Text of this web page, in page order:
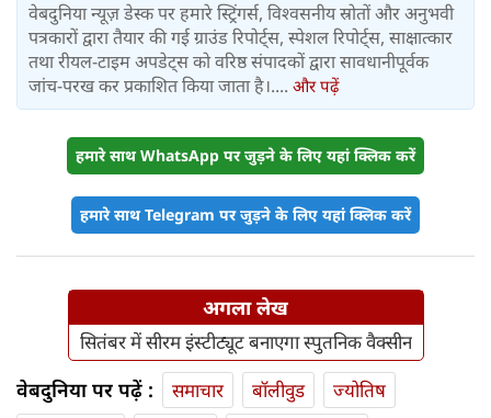
वेबदुनिया न्यूज़ डेस्क पर हमारे स्ट्रिंगर्स, विश्वसनीय स्रोतों और अनुभवी
पत्रकारों द्वारा तैयार की गई ग्राउंड रिपोर्ट्स, स्पेशल रिपोर्ट्स, साक्षात्कार
तथा रीयल-टाइम अपडेट्स को वरिष्ठ संपादकों द्वारा सावधानीपूर्वक
जांच-परख कर प्रकाशित किया जाता है।.... और पढ़ें
हमारे साथ WhatsApp पर जुड़ने के लिए यहां क्लिक करें
हमारे साथ Telegram पर जुड़ने के लिए यहां क्लिक करें
अगला लेख
सितंबर में सीरम इंस्टीट्यूट बनाएगा स्पुतनिक वैक्सीन
वेबदुनिया पर पढ़ें : समाचार बॉलीवुड
ज्योतिष